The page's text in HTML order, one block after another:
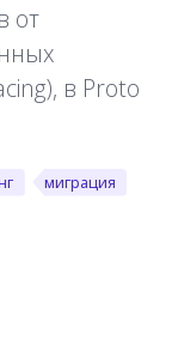
от
в Proto
миграция